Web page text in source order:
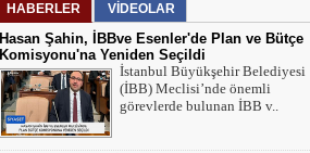
Aklın Sustuğu Yerde, “Ş İ D D E T”
Konuşur!
MUSTAFA KARACA
HAYVAN HAKLARI
HABERLER VİDEOLAR
Hasan Şahin, İBBve Esenler'de Plan ve Bütçe
Komisyonu'na Yeniden Seçildi
İstanbul Büyükşehir Belediyesi
(İBB) Meclisi’nde önemli
görevlerde bulunan İBB v..